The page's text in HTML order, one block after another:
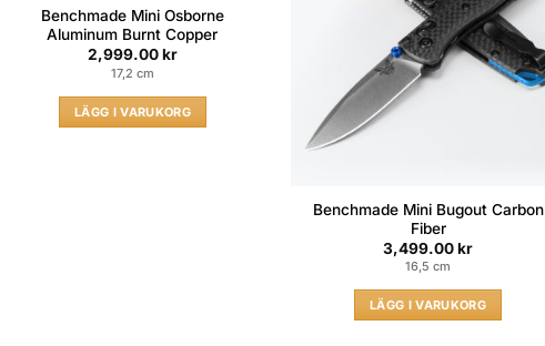
Benchmade Mini Osborne
Aluminum Burnt Copper
2,999.00kr
17,2 cm
LÄGG I VARUKORG
Benchmade Mini Bugout Carbon
Fiber
3,499.00kr
16,5 cm
LÄGG I VARUKORG